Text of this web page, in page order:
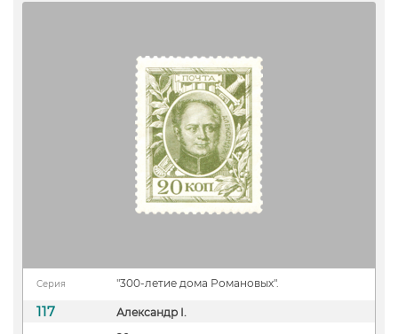
Серия "300-летие дома Романовых".
117 Александр I.